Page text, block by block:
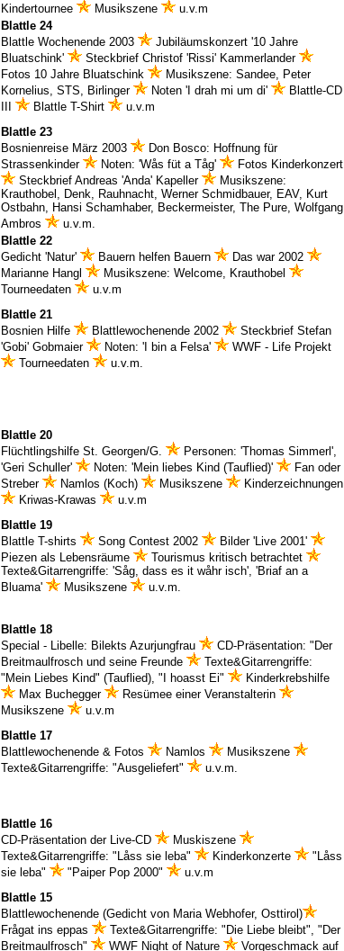
Kindertournee
Musikszene
u.v.m
Blattle 24
Blattle Wochenende 2003
Jubiläumskonzert '10 Jahre
Bluatschink'
Steckbrief Christof 'Rissi' Kammerlander
Fotos 10 Jahre Bluatschink
Musikszene: Sandee, Peter
Kornelius, STS, Birlinger
Noten 'I drah mi um di'
Blattle-CD
III
Blattle T-Shirt
u.v.m
Blattle 23
Bosnienreise März 2003
Don Bosco: Hoffnung für
Strassenkinder
Noten: 'Wås füt a Tåg'
Fotos Kinderkonzert
Steckbrief Andreas 'Anda' Kapeller
Musikszene:
Krauthobel, Denk, Rauhnacht, Werner Schmidbauer, EAV, Kurt
Ostbahn, Hansi Schamhaber, Beckermeister, The Pure, Wolfgang
Ambros
u.v.m.
Blattle 22
Gedicht 'Natur'
Bauern helfen Bauern
Das war 2002
Marianne Hangl
Musikszene: Welcome, Krauthobel
Tourneedaten
u.v.m
Blattle 21
Bosnien Hilfe
Blattlewochenende 2002
Steckbrief Stefan
'Gobi' Gobmaier
Noten: 'I bin a Felsa'
WWF - Life Projekt
Tourneedaten
u.v.m.
Blattle 20
Flüchtlingshilfe St. Georgen/G.
Personen: 'Thomas Simmerl',
'Geri Schuller'
Noten: 'Mein liebes Kind (Tauflied)'
Fan oder
Streber
Namlos (Koch) Musikszene
Kinderzeichnungen
Kriwas-Krawas
u.v.m
Blattle 19
Blattle T-shirts
Song Contest 2002
Bilder 'Live 2001'
Piezen als Lebensräume
Tourismus kritisch betrachtet
Texte&Gitarrengriffe: 'Såg, dass es it wåhr isch', 'Briaf an a
Bluama'
Musikszene u.v.m.
Blattle 18
Special - Libelle: Bilekts Azurjungfrau
CD-Präsentation: "Der
Breitmaulfrosch und seine Freunde
Texte&Gitarrengriffe:
"Mein Liebes Kind" (Tauflied), "I hoasst Ei"
Kinderkrebshilfe
Max Buchegger
Resümee einer Veranstalterin
Musikszene
u.v.m
Blattle 17
Blattlewochenende & Fotos
Namlos
Musikszene
Texte&Gitarrengriffe: "Ausgeliefert"
u.v.m.
Blattle 16
CD-Präsentation der Live-CD
Muskiszene
Texte&Gitarrengriffe: "Låss sie leba"
Kinderkonzerte
"Låss
sie leba"
"Paiper Pop 2000"
u.v.m
Blattle 15
Blattlewochenende (Gedicht von Maria Webhofer, Osttirol)
Frågat ins eppas
Texte&Gitarrengriffe: "Die Liebe bleibt", "Der
Breitmaulfrosch"
WWF Night of Nature
Vorgeschmack auf